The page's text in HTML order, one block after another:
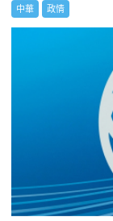
中華 政情